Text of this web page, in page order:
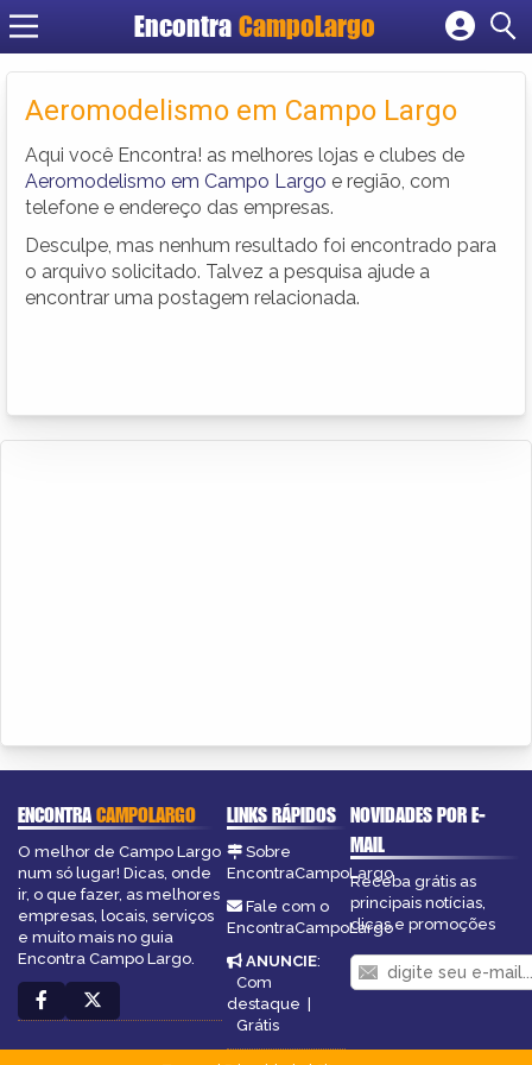
Encontra CampoLargo
Cadastrar empresa
Criar conta
Aeromodelismo em Campo Largo
Aqui você Encontra! as melhores lojas e clubes de
Aeromodelismo em Campo Largo e região, com
telefone e endereço das empresas.
Desculpe, mas nenhum resultado foi encontrado para
o arquivo solicitado. Talvez a pesquisa ajude a
encontrar uma postagem relacionada.
ENCONTRACAMPOLARGO
O melhor de Campo Largo
num só lugar! Dicas, onde
ir, o que fazer, as melhores
empresas, locais, serviços
e muito mais no guia
Encontra Campo Largo.
LINKS RÁPIDOS
Sobre
EncontraCampoLargo
Fale com o
EncontraCampoLargo
ANUNCIE:
Com
destaque |
Grátis
NOVIDADES POR E-
MAIL
Receba grátis as
principais notícias,
dicas e promoções